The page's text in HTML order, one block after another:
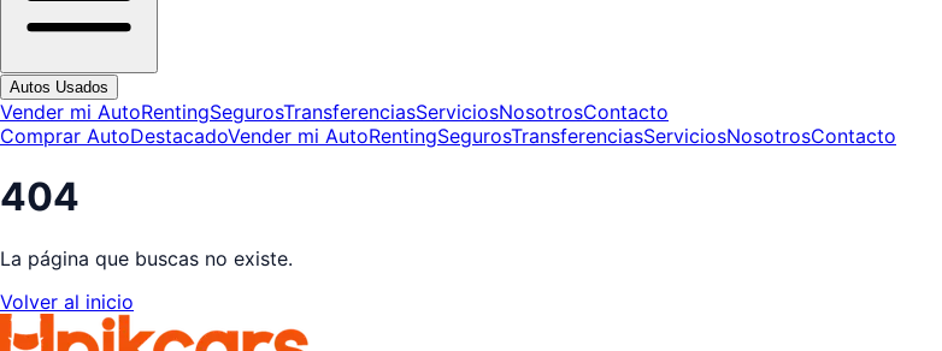
Autos Usados
Vender mi AutoRentingSegurosTransferenciasServiciosNosotrosContacto
Comprar AutoDestacadoVender mi AutoRentingSegurosTransferenciasServiciosNosotrosContacto
404
La página que buscas no existe.
Volver al inicio